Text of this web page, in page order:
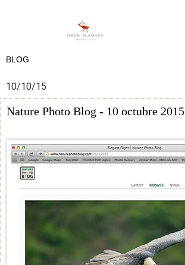
10/10/15
Nature Photo Blog - 10 octubre 2015